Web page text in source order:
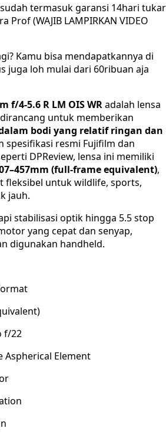
termasuk garansi 14hari tukar
Prof (WAJIB LAMPIRKAN VIDEO
Kamu bisa mendapatkannya di
juga loh mulai dari 60ribuan aja
f/4-5.6 R LM OIS WRadalah lensa
untuk memberikan
bodi yang relatif ringan dan
spesifikasi resmi Fujifilm dan
DPReview, lensa ini memiliki
(full-frame equivalent),
fleksibel untuk wildlife, sports,
jauh.
stabilisasi optik hingga 5.5 stop
yang cepat dan senyap,
digunakan handheld.
f/22
Aspherical Element